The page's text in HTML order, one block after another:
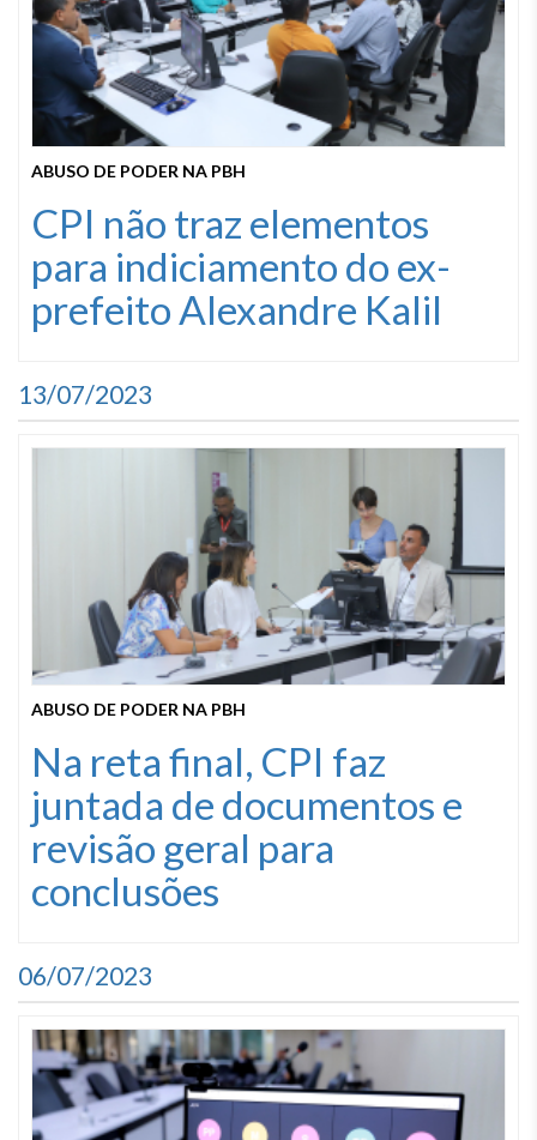
ABUSO DE PODER NA PBH
CPI não traz elementos
para indiciamento do ex-
prefeito Alexandre Kalil
13/07/2023
ABUSO DE PODER NA PBH
Na reta final, CPI faz
juntada de documentos e
revisão geral para
conclusões
06/07/2023